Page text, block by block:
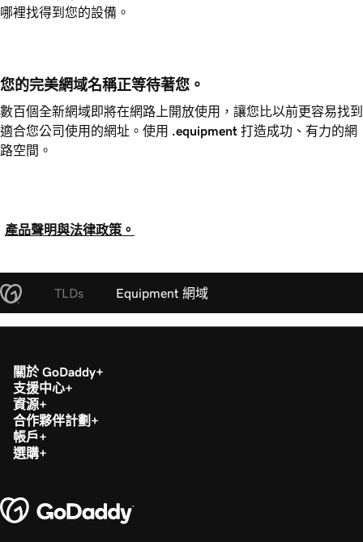
哪裡找得到您的設備。
您的完美網域名稱正等待著您。
數百個全新網域即將在網路上開放使用，讓您比以前更容易找到
適合您公司使用的網址。使用 .equipment 打造成功、有力的網
路空間。
產品聲明與法律政策。
TLDs Equipment 網域
關於 GoDaddy
支援中心
資源
合作夥伴計劃
帳戶
選購